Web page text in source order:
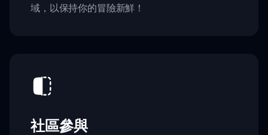
域，以保持你的冒險新鮮！
社區參與